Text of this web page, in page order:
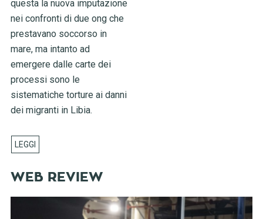
questa la nuova imputazione
nei confronti di due ong che
prestavano soccorso in
mare, ma intanto ad
emergere dalle carte dei
processi sono le
sistematiche torture ai danni
dei migranti in Libia.
WEB REVIEW